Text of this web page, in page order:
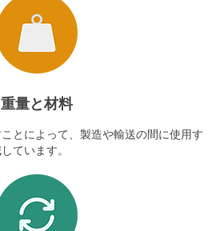
重量と材料
とによって、製造や輸送の間に使用す
ています。